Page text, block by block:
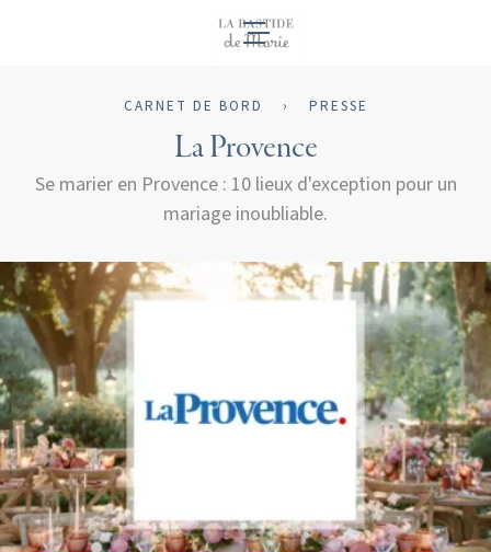
FR
CARNET DE BORD › PRESSE
La Provence
Se marier en Provence : 10 lieux d'exception pour un
mariage inoubliable.